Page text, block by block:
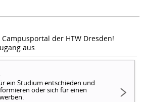
der HTW Dresden!
aus.
ein Studium entschieden und
oder sich für einen